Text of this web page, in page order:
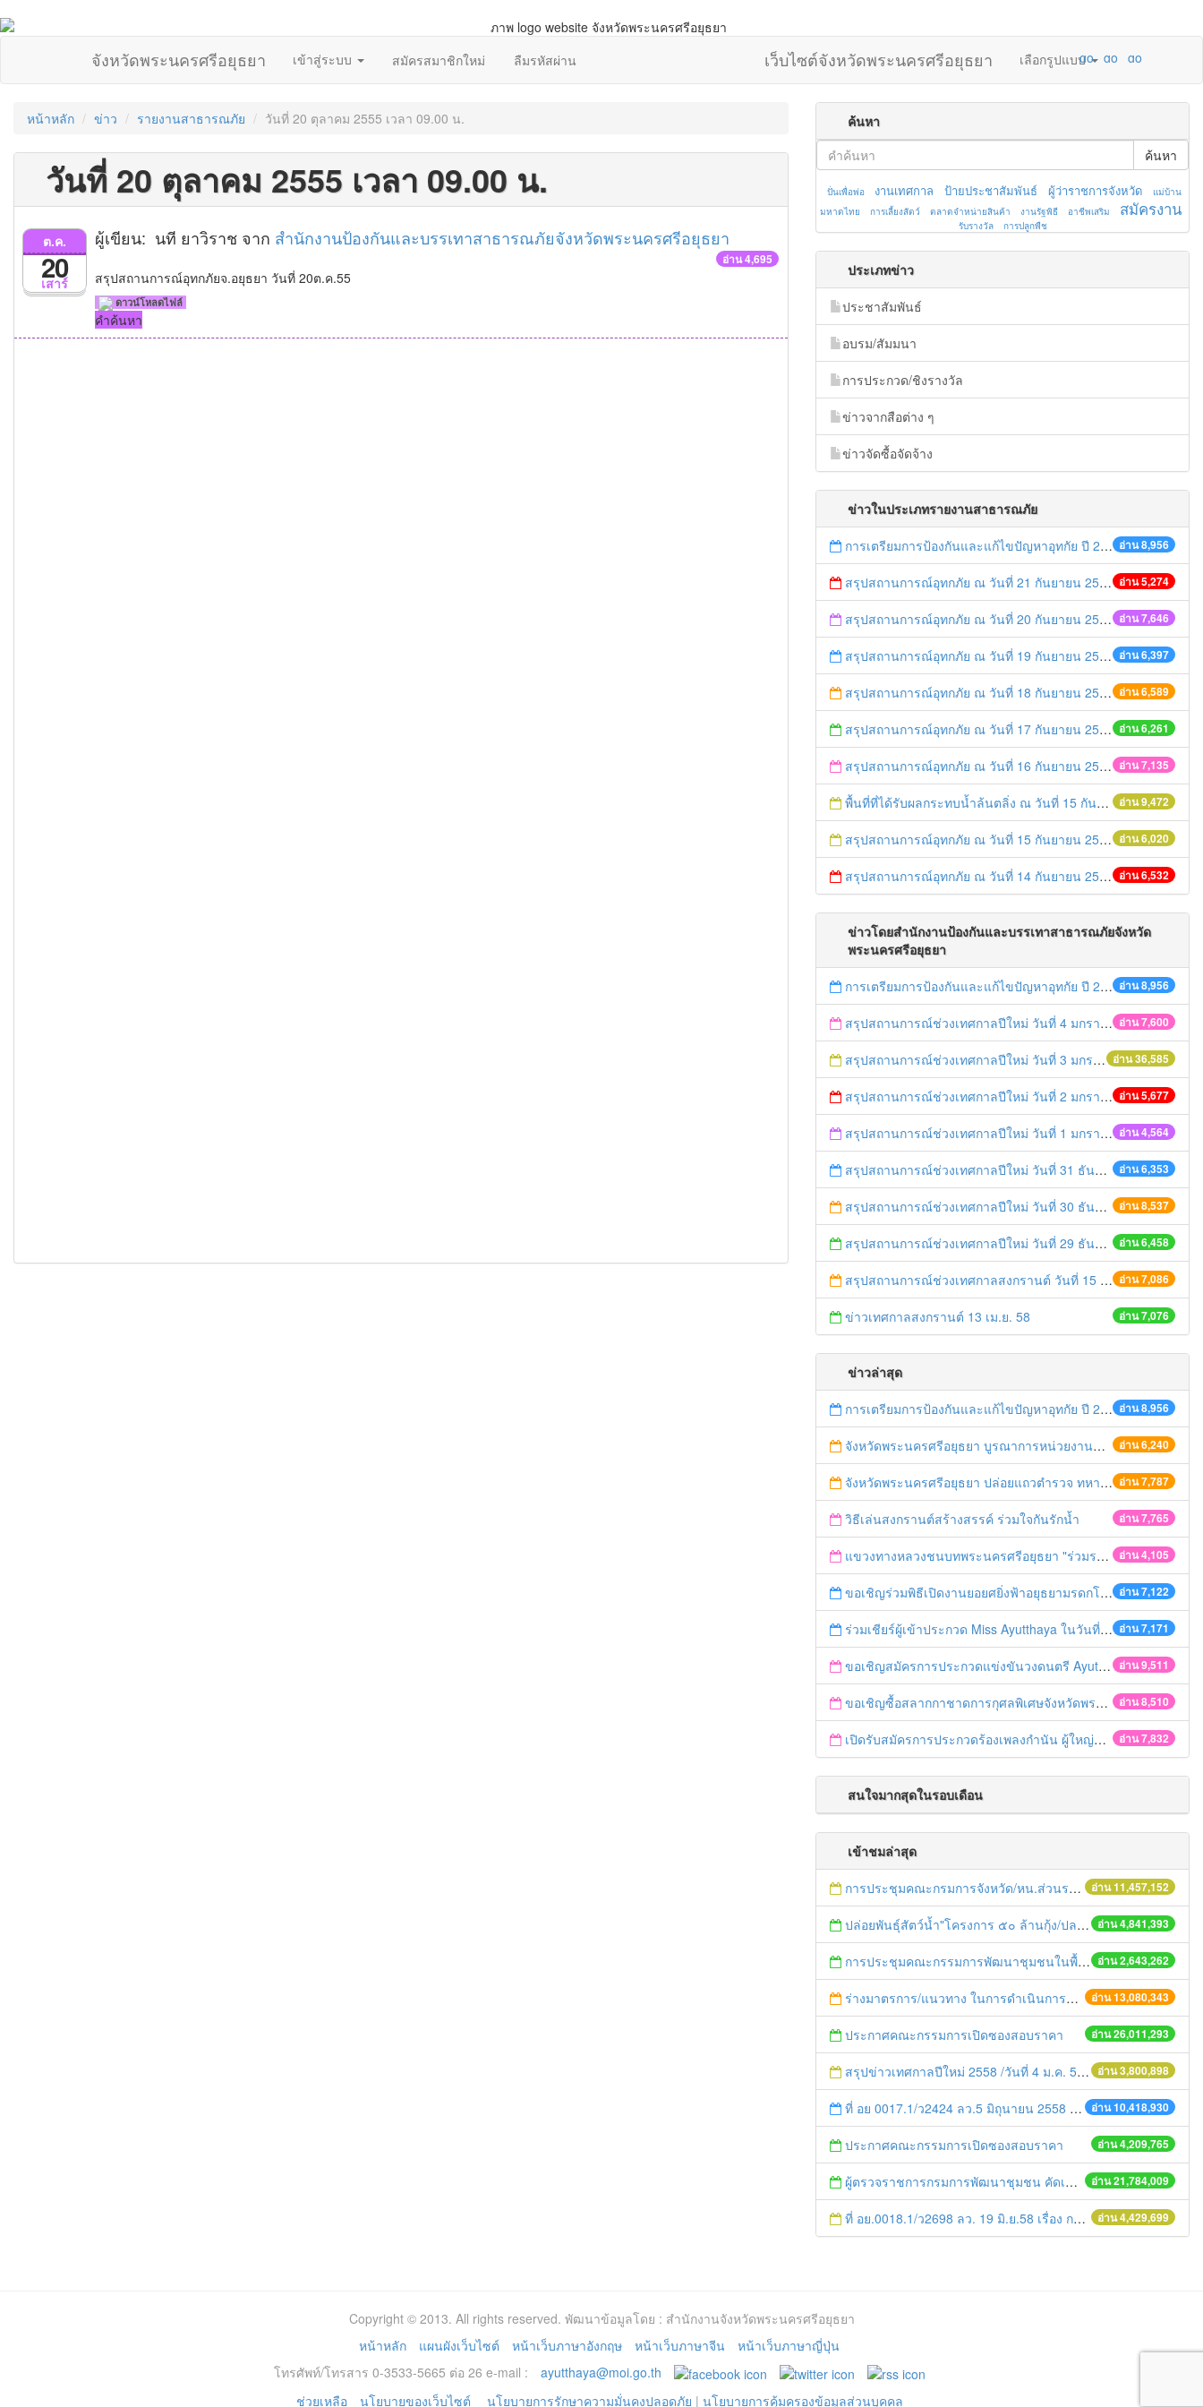
จังหวัดพระนครศรีอยุธยา เข้าสู่ระบบ สมัครสมาชิกใหม่ ลืมรหัสผ่าน เว็บไซต์จังหวัดพระนครศรีอยุธยา เลือกรูปแบบ
หน้าหลัก ข่าว รายงานสาธารณภัย วันที่ 20 ตุลาคม 2555 เวลา 09.00 น.
วันที่ 20 ตุลาคม 2555 เวลา 09.00 น.
เสาร์
ต.ค.
20
ผู้เขียน: นที ยาวิราช จาก สำนักงานป้องกันและบรรเทาสาธารณภัยจังหวัดพระนครศรีอยุธยา
อ่าน 4,695
สรุปสถานการณ์อุทกภัยจ.อยุธยา วันที่ 20ต.ค.55
ดาวน์โหลดไฟล์
คำค้นหา
ค้นหา
ค้นหา
ปั่นเพื่อพ่อ งานเทศกาล ป้ายประชาสัมพันธ์ ผู้ว่าราชการจังหวัด
แม่บ้าน
มหาดไทย
การเลี้ยงสัตว์ ตลาดจำหน่ายสินค้า งานรัฐพิธี อาชีพเสริม สมัครงาน
รับรางวัล การปลูกพืช
ประเภทข่าว
ประชาสัมพันธ์
อบรม/สัมมนา
การประกวด/ชิงรางวัล
ข่าวจากสือต่าง ๆ
ข่าวจัดซื้อจัดจ้าง
ข่าวในประเภทรายงานสาธารณภัย
อ่าน 8,956
การเตรียมการป้องกันและแก้ไขปัญหาอุทกัย ปี 2561
อ่าน 5,274
สรุปสถานการณ์อุทกภัย ณ วันที่ 21 กันยายน 2557
อ่าน 7,646
สรุปสถานการณ์อุทกภัย ณ วันที่ 20 กันยายน 2557
อ่าน 6,397
สรุปสถานการณ์อุทกภัย ณ วันที่ 19 กันยายน 2557
อ่าน 6,589
สรุปสถานการณ์อุทกภัย ณ วันที่ 18 กันยายน 2557
อ่าน 6,261
สรุปสถานการณ์อุทกภัย ณ วันที่ 17 กันยายน 2557
อ่าน 7,135
สรุปสถานการณ์อุทกภัย ณ วันที่ 16 กันยายน 2557
อ่าน 9,472
พื้นที่ที่ได้รับผลกระทบน้ำล้นตลิ่ง ณ วันที่ 15 กันยายน 2557
อ่าน 6,020
สรุปสถานการณ์อุทกภัย ณ วันที่ 15 กันยายน 2557
อ่าน 6,532
สรุปสถานการณ์อุทกภัย ณ วันที่ 14 กันยายน 2557
ข่าวโดยสำนักงานป้องกันและบรรเทาสาธารณภัยจังหวัด
พระนครศรีอยุธยา
อ่าน 8,956
การเตรียมการป้องกันและแก้ไขปัญหาอุทกัย ปี 2561
อ่าน 7,600
สรุปสถานการณ์ช่วงเทศกาลปีใหม่ วันที่ 4 มกราคม 2559
อ่าน 36,585
สรุปสถานการณ์ช่วงเทศกาลปีใหม่ วันที่ 3 มกราคม 2559
อ่าน 5,677
สรุปสถานการณ์ช่วงเทศกาลปีใหม่ วันที่ 2 มกราคม 2559
อ่าน 4,564
สรุปสถานการณ์ช่วงเทศกาลปีใหม่ วันที่ 1 มกราคม 2559
อ่าน 6,353
สรุปสถานการณ์ช่วงเทศกาลปีใหม่ วันที่ 31 ธันวาคม 2558
อ่าน 8,537
สรุปสถานการณ์ช่วงเทศกาลปีใหม่ วันที่ 30 ธันวาคม 2558
อ่าน 6,458
สรุปสถานการณ์ช่วงเทศกาลปีใหม่ วันที่ 29 ธันวาคม 2558
อ่าน 7,086
สรุปสถานการณ์ช่วงเทศกาลสงกรานต์ วันที่ 15 เมษายน 2558
อ่าน 7,076
ข่าวเทศกาลสงกรานต์ 13 เม.ย. 58
ข่าวล่าสุด
อ่าน 8,956
การเตรียมการป้องกันและแก้ไขปัญหาอุทกัย ปี 2561
อ่าน 6,240
จังหวัดพระนครศรีอยุธยา บูรณาการหน่วยงานที่เกี่ยวข้อง ลงพื้นที่จัดระเบียบและดำเนินมาตรการตามบทลงโทษสูงสุดกับผู้ประกอบการร้านค้าที่ยังฝ่าฝืนตั้งร้านค้ารุกล้ำเขตพื้นที่ทางหลวง เตรียมความปลอดภัยก่อนเทศกาลสงกรานต์
อ่าน 7,787
จังหวัดพระนครศรีอยุธยา ปล่อยแถวตำรวจ ทหาร ฝ่ายปกครอง กว่า 100 นาย ตรวจเข้มท่ารถสาธารณะ สถานีขนส่งรถโดยสาร วินรถตู้ และสถานีรถไฟ เตรียมรับมือเทศกาลสงกรานต์
อ่าน 7,765
วิธีเล่นสงกรานต์สร้างสรรค์ ร่วมใจกันรักน้ำ
อ่าน 4,105
แขวงทางหลวงชนบทพระนครศรีอยุธยา "ร่วมรณรงค์ ขับช้า เปิดไฟหน้า คาดเข็มขัด" เทศกาลสงกรานต์ ปี 2561
อ่าน 7,122
ขอเชิญร่วมพิธีเปิดงานยอยศยิ่งฟ้าอยุธยามรดกโลก
อ่าน 7,171
ร่วมเชียร์ผู้เข้าประกวด Miss Ayutthaya ในวันที่ 15 ธันวาคม 2560
อ่าน 9,511
ขอเชิญสมัครการประกวดแข่งขันวงดนตรี Ayutthaya battle of the bands
อ่าน 8,510
ขอเชิญซื้อสลากกาชาดการกุศลพิเศษจังหวัดพระนครศรีอยุธยา 2560
อ่าน 7,832
เปิดรับสมัครการประกวดร้องเพลงกำนัน ผู้ใหญ่บ้าน ฯลฯ
สนใจมากสุดในรอบเดือน
เข้าชมล่าสุด
อ่าน 11,457,152
การประชุมคณะกรมการจังหวัด/หน.ส่วนราชการประจำเดือน มิถุนายน 2558
อ่าน 4,841,393
ปล่อยพันธุ์สัตว์น้ำ"โครงการ ๕๐ ล้านกุ้ง/ปลา ฟื้นชีวิตใหม่ให้เจ้าพระยา
อ่าน 2,643,262
การประชุมคณะกรรมการพัฒนาชุมชนในพื้นที่รอบโรงไฟฟ้า (คพรฟ.) ครั้งที่ 2/2558 กองทุนพัฒนาไฟฟ้าบริษัท โรจนะเพาเวอร์ จำกัด
อ่าน 13,080,343
ร่างมาตรการ/แนวทาง ในการดำเนินการประกอบการตรวจราชการแบบบูรณาการ
อ่าน 26,011,293
ประกาศคณะกรรมการเปิดซองสอบราคา
อ่าน 3,800,898
สรุปข่าวเทศกาลปีใหม่ 2558 /วันที่ 4 ม.ค. 58
อ่าน 10,418,930
ที่ อย 0017.1/ว2424 ลว.5 มิถุนายน 2558 เรื่อง แจ้งกำหนดตรวจประเมินและให้คะแนนหน่วยงานที่สมัครเข้าร่วมโครงการพัฒนาหน่วยงานต้นแบบในการจัดตั้งศูนย์ข้อมูลข่าวสารของราชการฯ ประจำปีงบประมาณ พ.ศ. 2558
อ่าน 4,209,765
ประกาศคณะกรรมการเปิดซองสอบราคา
อ่าน 21,784,009
ผู้ตรวจราชการกรมการพัฒนาชุมชน คัดเลือกข้าราชการและลูกจ้างดีเด่น และหน่วยงานพัฒนาชุมชนใสสะอาด ประจำปี ๒๕๕๔
อ่าน 4,429,699
ที่ อย.0018.1/ว2698 ลว. 19 มิ.ย.58 เรื่อง การแก้ไขปัญหาหนี้สินให้แก่เกษตรกร
Copyright © 2013. All rights reserved. พัฒนาข้อมูลโดย : สำนักงานจังหวัดพระนครศรีอยุธยา
หน้าหลัก
แผนผังเว็บไซต์ หน้าเว็บภาษาอังกฤษ หน้าเว็บภาษาจีน
หน้าเว็บภาษาญี่ปุ่น
โทรศัพท์/โทรสาร 0-3533-5665 ต่อ 26 e-mail :
ayutthaya@moi.go.th
ช่วยเหลือ
นโยบายของเว็บไซต์ นโยบายการรักษาความมั่นคงปลอดภัย | นโยบายการคุ้มครองข้อมูลส่วนบุคคล